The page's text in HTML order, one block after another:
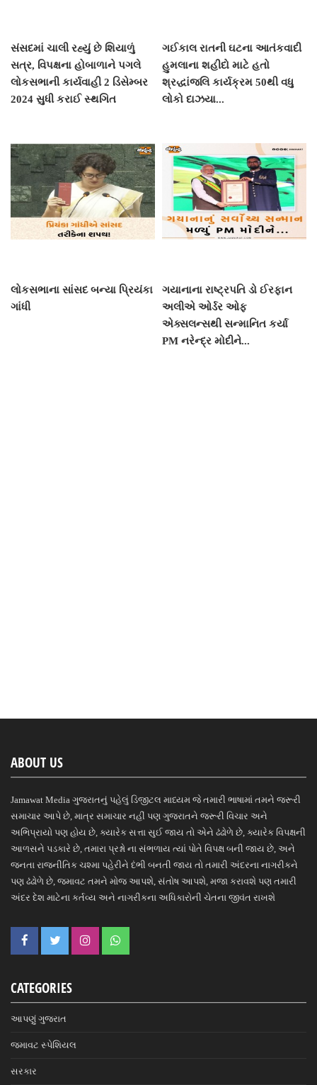
સંસદમાં ચાલી રહ્યું છે શિયાળું
સત્ર, વિપક્ષના હોબાળાને પગલે
લોકસભાની કાર્યવાહી 2 ડિસેમ્બર
2024 સુધી કરાઈ સ્થગિત
ગઈકાલ રાતની ઘટના આતંકવાદી
હુમલાના શહીદો માટે હતો
શ્રદ્ધાંજલિ કાર્યક્રમ 50થી વધુ
લોકો દાઝયા...
લોકસભાના સાંસદ બન્યા પ્રિયંકા
ગાંધી
ગયાનાના રાષ્ટ્રપતિ ડો ઈરફાન
અલીએ ઓર્ડર ઓફ
એક્સલન્સથી સન્માનિત કર્યા
PM નરેન્દ્ર મોદીને...
ABOUT US
Jamawat Media ગુજરાતનું પહેલું ડિજીટલ માધ્યમ જે તમારી ભાષામાં તમને જરૂરી
સમાચાર આપે છે, માત્ર સમાચાર નહીં પણ ગુજરાતને જરૂરી વિચાર અને
અભિપ્રાયો પણ હોય છે, ક્યારેક સત્તા સુઈ જાય તો એને ઢંઢોળે છે, ક્યારેક વિપક્ષની
આળસને પડકારે છે, તમારા પ્રશ્નો ના સંભળાય ત્યાં પોતે વિપક્ષ બની જાય છે, અને
જનતા રાજનીતિક ચશ્મા પહેરીને દંભી બનતી જાય તો તમારી અંદરના નાગરીકને
પણ ઢંઢોળે છે, જમાવટ તમને મોજ આપશે, સંતોષ આપશે, મજા કરાવશે પણ તમારી
અંદર દેશ માટેના કર્તવ્ય અને નાગરીકના અધિકારોની ચેતના જીવંત રાખશે
CATEGORIES
આપણું ગુજરાત
જમાવટ સ્પેશિયલ
સરકાર